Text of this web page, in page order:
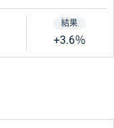
+3.6％